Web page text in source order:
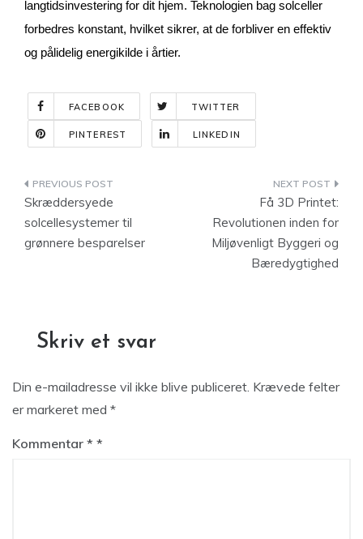
langtidsinvestering for dit hjem. Teknologien bag solceller
forbedres konstant, hvilket sikrer, at de forbliver en effektiv
og pålidelig energikilde i årtier.
FACEBOOK TWITTER
PINTEREST LINKEDIN
Indlægsnavigation
Skræddersyede
solcellesystemer til
grønnere besparelser
Få 3D Printet:
Revolutionen inden for
Miljøvenligt Byggeri og
Bæredygtighed
Skriv et svar
Din e-mailadresse vil ikke blive publiceret. Krævede felter
er markeret med *
Kommentar *